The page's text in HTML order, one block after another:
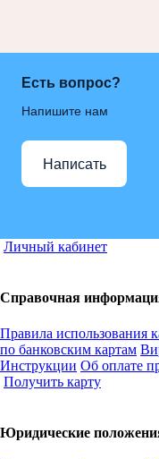
Есть вопрос?
Напишите нам
Написать
Личный кабинет
Справочная
Правила использования
по банковским картам
Инструкции Об оплате
Получить карту
Юридические